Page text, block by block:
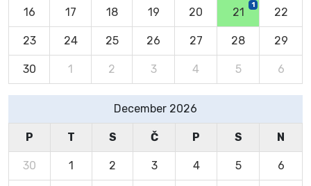
16 17 18 19 20 21
1
22
23 24 25 26 27 28 29
30 1 2 3 4 5 6
December 2026
P T S Č P S N
30 1 2 3 4 5 6